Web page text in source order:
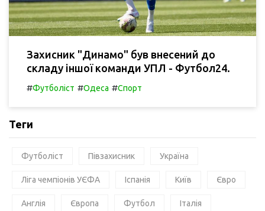
Захисник "Динамо" був внесений до
складу іншої команди УПЛ - Футбол24.
#Футболіст #Одеса #Спорт
Теги
Футболіст Півзахисник Україна
Ліга чемпіонів УЄФА Іспанія Київ Євро
Англія Європа Футбол Італія